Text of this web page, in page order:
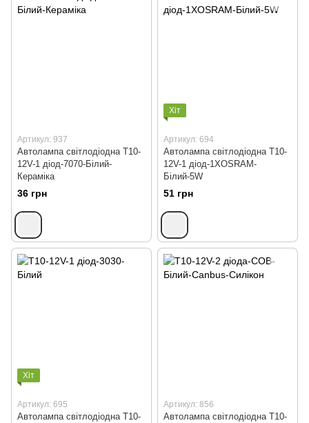
Артикул: 937
Автолампа світлодіодна Т10-
12V-1 діод-7070-Білий-
Кераміка
36 грн
Хіт
Артикул: 694
Автолампа світлодіодна T10-
12V-1 діод-1XOSRAM-
Білий-5W
51 грн
Хіт
Артикул: 695
Автолампа світлодіодна T10-
Артикул: 856
Автолампа світлодіодна T10-